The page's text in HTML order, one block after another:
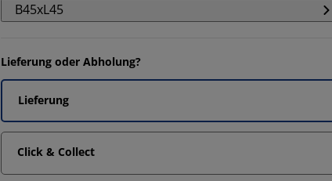
B45xL45
Lieferung oder Abholung?
Lieferung
Click & Collect